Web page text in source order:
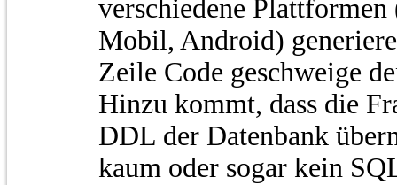
verschiedene
Mobil, Android)
Zeile Code geschweige
Hinzu kommt, dass die
DDL der Datenbank
kaum oder sogar kein